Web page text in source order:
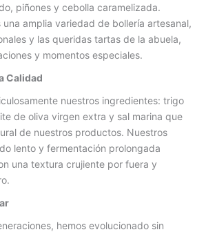
piñones y cebolla caramelizada.
una amplia variedad de bollería artesanal,
y las queridas tartas de la abuela,
y momentos especiales.
Calidad
nuestros ingredientes: trigo
de oliva virgen extra y sal marina que
de nuestros productos. Nuestros
lento y fermentación prolongada
una textura crujiente por fuera y
hemos evolucionado sin